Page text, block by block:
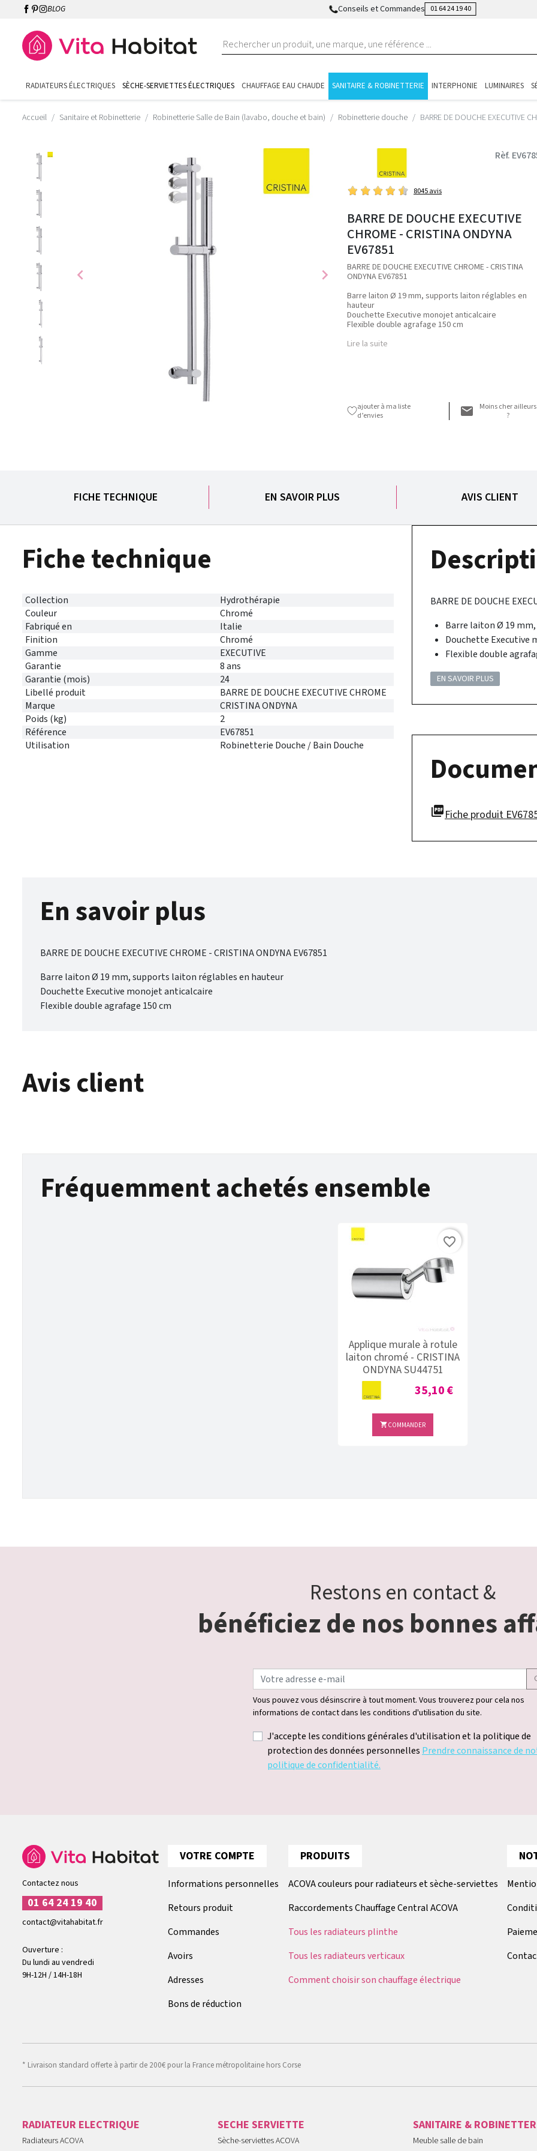
BLOG Conseils et Commandes 01 64 24 19 40
RADIATEURS ÉLECTRIQUES SÈCHE-SERVIETTES ÉLECTRIQUES CHAUFFAGE EAU CHAUDE SANITAIRE & ROBINETTERIE INTERPHONIE LUMINAIRES
Accueil Sanitaire et Robinetterie Robinetterie Salle de Bain (lavabo, douche et bain) Robinetterie douche BARRE DE DOUCHE EXECUTIVE
chevron_left chevron_right
Rèf.
8045 avis
BARRE DE DOUCHE EXECUTIVE
CHROME - CRISTINA ONDYNA
EV67851
BARRE DE DOUCHE EXECUTIVE CHROME - CRISTINA
ONDYNA EV67851
Barre laiton Ø 19 mm, supports laiton réglables en
hauteur
Douchette Executive monojet anticalcaire
Flexible double agrafage 150 cm
Lire la suite
ajouter à ma liste
d’envies
Moins cher ailleurs
?
FICHE TECHNIQUE EN SAVOIR PLUS AVIS CLIENT
Fiche technique
Collection
Hydrothérapie
Couleur
Chromé
Fabriqué en
Italie
Finition
Chromé
Gamme
EXECUTIVE
Garantie
8 ans
Garantie (mois)
24
Libellé produit
BARRE DE DOUCHE EXECUTIVE CHROME
Marque
CRISTINA ONDYNA
Poids (kg)
2
Référence
EV67851
Utilisation
Robinetterie Douche / Bain Douche
BARRE DE DOUCHE
Barre laiton Ø 19
Douchette Executive
Flexible double
EN SAVOIR PLUS
picture_as_pdfFiche produit
En savoir plus
BARRE DE DOUCHE EXECUTIVE CHROME - CRISTINA ONDYNA EV67851
Barre laiton Ø 19 mm, supports laiton réglables en hauteur
Douchette Executive monojet anticalcaire
Flexible double agrafage 150 cm
Avis client
Fréquemment achetés ensemble
Applique murale à rotule
laiton chromé - CRISTINA
ONDYNA SU44751
Prix
35,10 €
COMMANDER
favorite_border
Restons en contact &
bénéficiez de nos bonnes
Vous pouvez vous désinscrire à tout moment. Vous trouverez pour cela nos
informations de contact dans les conditions d'utilisation du site.
J'accepte les conditions générales d'utilisation et la politique de
protection des données personnelles Prendre connaissance de
politique de confidentialité.
Contactez nous
01 64 24 19 40
contact@vitahabitat.fr
Ouverture :
Du lundi au vendredi
9H-12H / 14H-18H
VOTRE COMPTE
Informations personnelles
Retours produit
Commandes
Avoirs
Adresses
Bons de réduction
PRODUITS
ACOVA couleurs pour radiateurs et sèche-serviettes
Raccordements Chauffage Central ACOVA
Tous les radiateurs plinthe
Tous les radiateurs verticaux
Comment choisir son chauffage électrique
* Livraison standard offerte à partir de 200€ pour la France métropolitaine hors Corse
RADIATEUR ELECTRIQUE
Radiateurs ACOVA
SECHE SERVIETTE
Sèche-serviettes ACOVA
SANITAIRE &
Meuble salle de bain